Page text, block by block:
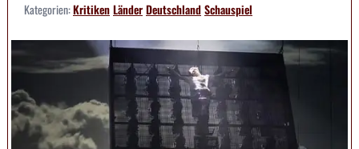
Kategorien:KritikenLänderDeutschlandSchauspiel